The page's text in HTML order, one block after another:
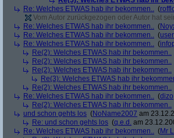
Re: Welches ETWAS hab ihr bekommen.. (
Vom Autor zurückgezogen oder Autor hat
Re: Welches ETWAS hab ihr bekommen.. (
Re: Welches ETWAS hab ihr bekommen.. (
Re: Welches ETWAS hab ihr bekommen.. (
Re(2): Welches ETWAS hab ihr bekommen..
Re(2): Welches ETWAS hab ihr bekommen..
Re(2): Welches ETWAS hab ihr bekommen..
Re(3): Welches ETWAS hab ihr
Re(2): Welches ETWAS hab ihr bekommen..
Re: Welches ETWAS hab ihr bekommen.. (dizo
Re(2): Welches ETWAS hab ihr bekommen..
und schon gehts los (NoName2007 am
Re: und schon gehts los (q.e.d. am
Re: Welches ETWAS hab ihr bekommen.. (Mr L